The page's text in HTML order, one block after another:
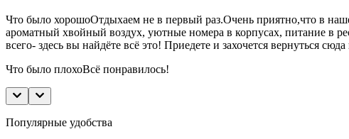
Что было хорошоОтдыхаем не в первый раз.Очень приятно,что в
ароматный хвойный воздух, уютные номера в корпусах, питание в
всего- здесь вы найдёте всё это! Приедете и захочется вернуться
Что было плохоВсё понравилось!
Популярные удобства